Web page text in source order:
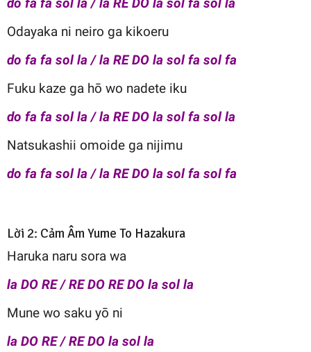
do fa fa sol la / la RE DO la sol fa sol la
Odayaka ni neiro ga kikoeru
do fa fa sol la / la RE DO la sol fa sol fa
Fuku kaze ga hō wo nadete iku
do fa fa sol la / la RE DO la sol fa sol la
Natsukashii omoide ga nijimu
do fa fa sol la / la RE DO la sol fa sol fa
Lời 2: Cảm Âm Yume To Hazakura
Haruka naru sora wa
la DO RE / RE DO RE DO la sol la
Mune wo saku yō ni
la DO RE / RE DO la sol la